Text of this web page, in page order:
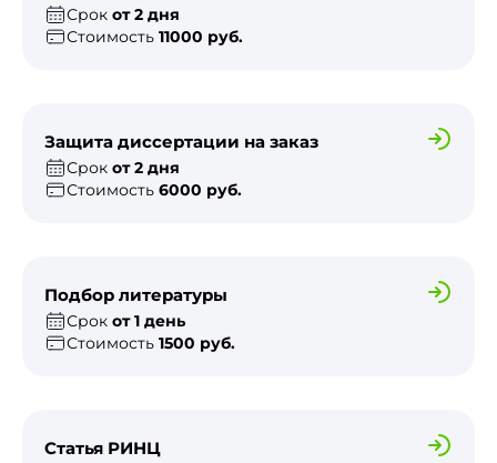
Срок от 2 дня
Стоимость 11000 руб.
Защита диссертации на заказ
Срок от 2 дня
Стоимость 6000 руб.
Подбор литературы
Срок от 1 день
Стоимость 1500 руб.
Статья РИНЦ